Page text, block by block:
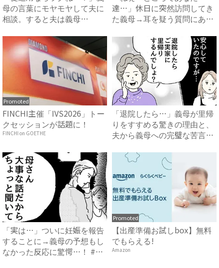
母の言葉にモヤモヤして夫に
相談。すると夫は義母
達…」休日に突然訪問してき
た義母→耳を疑う質問にあ
Promoted
FINCHI主催「IVS2026」トー
クセッションが話題に！
FINCHI on GOETHE
「退院したら…」義母が里帰
りをすすめる驚きの理由と、
夫から義母への完璧な苦言
「実は…」ついに妊娠を報告
することに→義母の予想もし
なかった反応に驚愕…！ #
Promoted
【出産準備お試しbox】無料
でもらえる!
Amazon